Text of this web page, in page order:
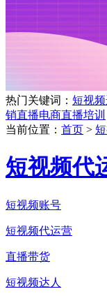
热门关键词： 短视
销直播电商直播培训
当前位置： 首页 >
短视频代
短视频账号
短视频代运营
直播带货
短视频达人